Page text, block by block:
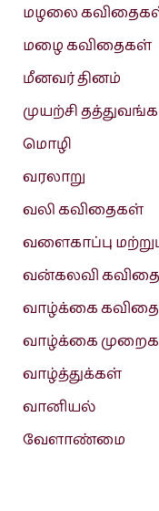
மழலை
மழை கவிதைகள்
மீனவர் தினம்
முயற்சி
மொழி
வரலாறு
வலி கவிதைகள்
வளைகாப்பு
வன்கலவி
வாழ்க்கை
வாழ்க்கை
வாழ்த்துக்கள்
வானியல்
வேளாண்மை